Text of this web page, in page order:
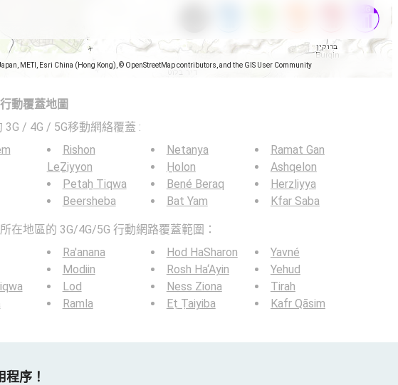
METI, Esri China (Hong Kong), © OpenStreetMap contributors, and the GIS User Community
動覆蓋地圖
3G / 4G / 5G移動網絡覆蓋 :
Rishon
LeẔiyyon
Petaẖ Tiqwa
Beersheba
Netanya
H̱olon
Bené Beraq
Bat Yam
Ramat Gan
Ashqelon
Herzliyya
Kfar Saba
在地區的 3G/4G/5G 行動網路覆蓋範圍：
Ra'anana
Modiin
Lod
Ramla
Hod HaSharon
Rosh Ha‘Ayin
Ness Ziona
Eṭ Ṭaiyiba
Yavné
Yehud
Tirah
Kafr Qāsim
序！